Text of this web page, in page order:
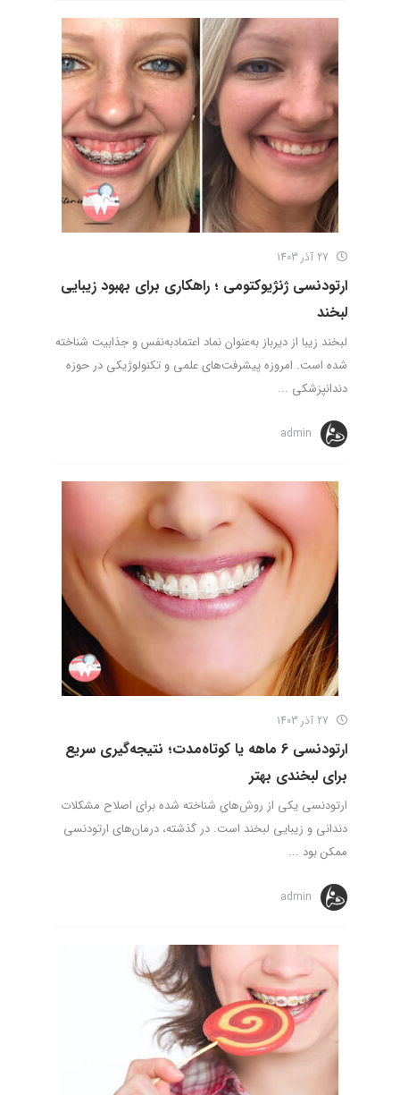
ارتودنسی ژنژیوکتومی ؛ راهکاری برای بهبود زیبایی
لبخند
لبخند زیبا از دیرباز به‌عنوان نماد اعتمادبه‌نفس و جذابیت شناخته
شده است. امروزه پیشرفت‌های علمی و تکنولوژیکی در حوزه
دندانپزشکی ...
admin
ارتودنسی 6 ماهه یا کوتاه‌مدت؛ نتیجه‌گیری سریع
برای لبخندی بهتر
ارتودنسی یکی از روش‌های شناخته شده برای اصلاح مشکلات
دندانی و زیبایی لبخند است. در گذشته، درمان‌های ارتودنسی
ممکن بود ...
admin